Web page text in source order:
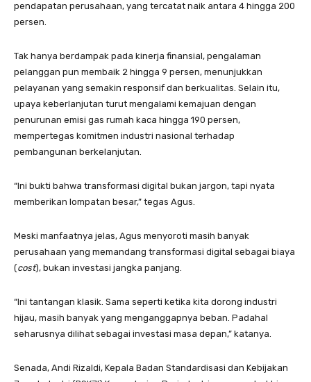
pendapatan perusahaan, yang tercatat naik antara 4 hingga 200
persen.
Tak hanya berdampak pada kinerja finansial, pengalaman
pelanggan pun membaik 2 hingga 9 persen, menunjukkan
pelayanan yang semakin responsif dan berkualitas. Selain itu,
upaya keberlanjutan turut mengalami kemajuan dengan
penurunan emisi gas rumah kaca hingga 190 persen,
mempertegas komitmen industri nasional terhadap
pembangunan berkelanjutan.
“Ini bukti bahwa transformasi digital bukan jargon, tapi nyata
memberikan lompatan besar,” tegas Agus.
Meski manfaatnya jelas, Agus menyoroti masih banyak
perusahaan yang memandang transformasi digital sebagai biaya
(cost), bukan investasi jangka panjang.
“Ini tantangan klasik. Sama seperti ketika kita dorong industri
hijau, masih banyak yang menganggapnya beban. Padahal
seharusnya dilihat sebagai investasi masa depan,” katanya.
Senada, Andi Rizaldi, Kepala Badan Standardisasi dan Kebijakan